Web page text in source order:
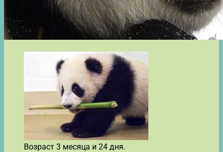
Возраст 3 месяца и 24 дня.